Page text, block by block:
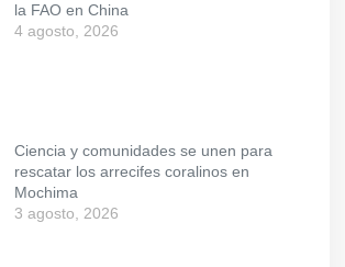
la FAO en China
4 agosto, 2026
Ciencia y comunidades se unen para
rescatar los arrecifes coralinos en
Mochima
3 agosto, 2026